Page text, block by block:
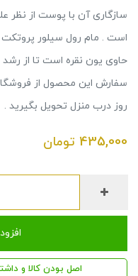
سازگاری آن با پوست از نظر
است . مام رول سیلور پروتکت
حاوی یون نقره است تا از رشد
سفارش این محصول از
روز درب منزل تحویل بگیرید .
435,000 تومان
اصل بودن کالا و